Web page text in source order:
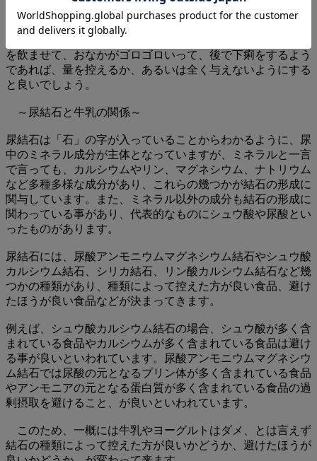
乳を飲ませると下痢をすると言われています。もちろん、個
体差があり、もう少し飲んでも平気な子もいれば、もっと少
ない量の牛乳でも下痢をしてしまう子もいるでしょう。牛乳
を飲ませて、おなかがゴロゴロいって、後で下痢をするよう
であれば、量を控えるか、あるいは全く与えないようにする
と良いでしょう。
～尿結石と牛乳の関係～
尿結石は「石」の字が入っていることからわかるように、尿
中のミネラル成分が主体となっていますが、ミネラルと一言
で言っても、カルシウムやリン、マグネシウム、ナトリウム
など多種多様な成分があり、これらの幾つかが結石の形成に
関与しています。また、ミネラル以外の成分も結石の形成に
関わっている事があり、代表的なものにシュウ酸や尿酸とい
ったものがあります。
尿結石には、尿酸アンモニウムマグネシウム結石やシュウ酸
カルシウム結石、シリカ結石、リン酸カルシウム結石など幾
つかの種類があり、種類によって控えた方が良い食品、避け
たほうが良い食品などが決まってきます。
例えば、シュウ酸カルシウム結石の場合、シュウ酸が多く含
まれている食品やカルシウムが多く含まれている食品は避け
る事が良いといわれています。尿酸アンモニウムマグネシウ
ム結石では尿酸の元となるプリン体が多く含まれている食品
やアンモニアの元となる蛋白質が多く含まれている食品の過
剰摂取を避けること、が良いといわれています。
このため、一概には牛乳やヨーグルトはダメ、とは言えず
結石の種類によって控えた方が良いかどうか、避けたほうが